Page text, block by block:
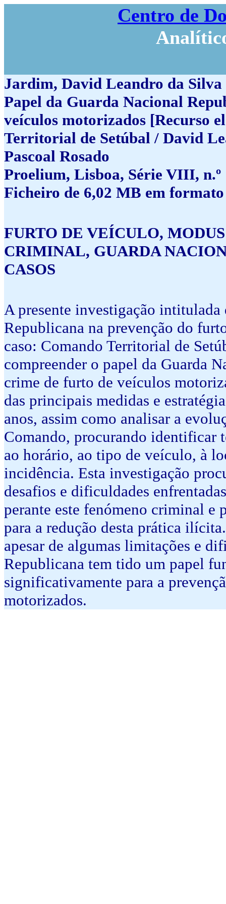
Centro de
Jardim, David Leandro da Silva
Papel da Guarda Nacional
veículos motorizados [Recurso
Territorial de Setúbal / David
Pascoal Rosado
Proelium, Lisboa, Série VIII, n.º
Ficheiro de 6,02 MB em formato
FURTO DE VEÍCULO,
CRIMINAL, GUARDA
CASOS
A presente investigação
Republicana na prevenção do
caso: Comando Territorial de
compreender o papel da Guarda
crime de furto de veículos
das principais medidas e
anos, assim como analisar a
Comando, procurando identificar
ao horário, ao tipo de veículo, à
incidência. Esta investigação
desafios e dificuldades
perante este fenómeno criminal e
para a redução desta prática
apesar de algumas limitações e
Republicana tem tido um papel
significativamente para a
motorizados.